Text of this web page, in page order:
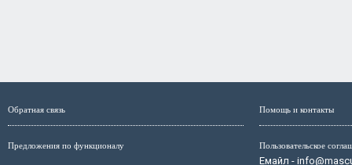
Обратная связь
Предложения по функционалу
Помощь и контакты
Пользовательское
Емайл -